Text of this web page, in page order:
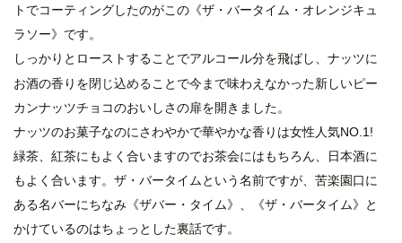
トでコーティングしたのがこの《ザ・バータイム・オレンジキュ
ラソー》です。
しっかりとローストすることでアルコール分を飛ばし、ナッツに
お酒の香りを閉じ込める ことで今まで味わえなかった新しいピー
カンナッツチョコのおいしさの扉を開きました。
ナッツのお菓子なのにさわやかで華やかな香りは女性人気NO.1!
緑茶、紅茶にもよく合いますのでお茶会にはもちろん、日本酒に
もよく合います。ザ・バータイムという名前ですが、苦楽園口に
ある名バーにちなみ《ザバー・タイム》、《ザ・バータイム》と
かけているのはちょっとした裏話です。